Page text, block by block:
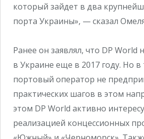
который зайдет в два
порта Украины», — сказал
Ранее он заявлял, что DP World
в Украине еще в 2017 году. Но в
портовый оператор не
практических шагов в этом
этом DP World активно
реализацией концессионных